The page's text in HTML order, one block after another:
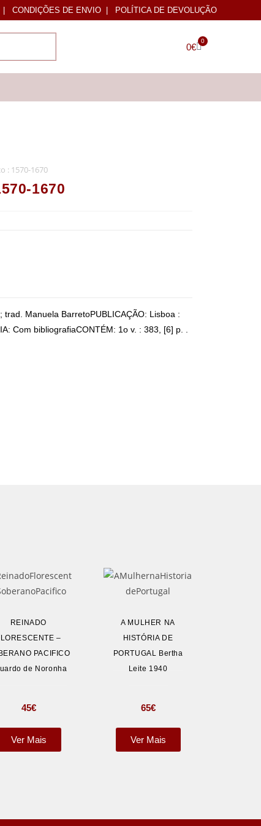
| CONDIÇÕES DE ENVIO | POLÍTICA DE DEVOLUÇÃO
0€
0
: 1570-1670
1670
Manuela BarretoPUBLICAÇÃO: Lisboa :
Com bibliografiaCONTÉM: 1o v. : 383, [6] p. .
REINADO
–
PACIFICO
de Noronha
45€
Ver Mais
A MULHER NA
HISTÓRIA DE
PORTUGAL Bertha
Leite 1940
65€
Ver Mais